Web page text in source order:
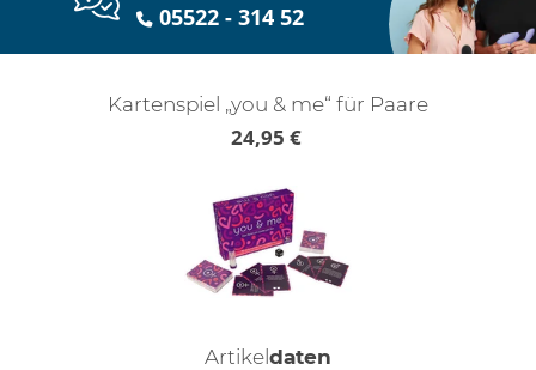
05522 - 314 52
Kartenspiel „you & me“ für Paare
24,95 €
Artikel daten